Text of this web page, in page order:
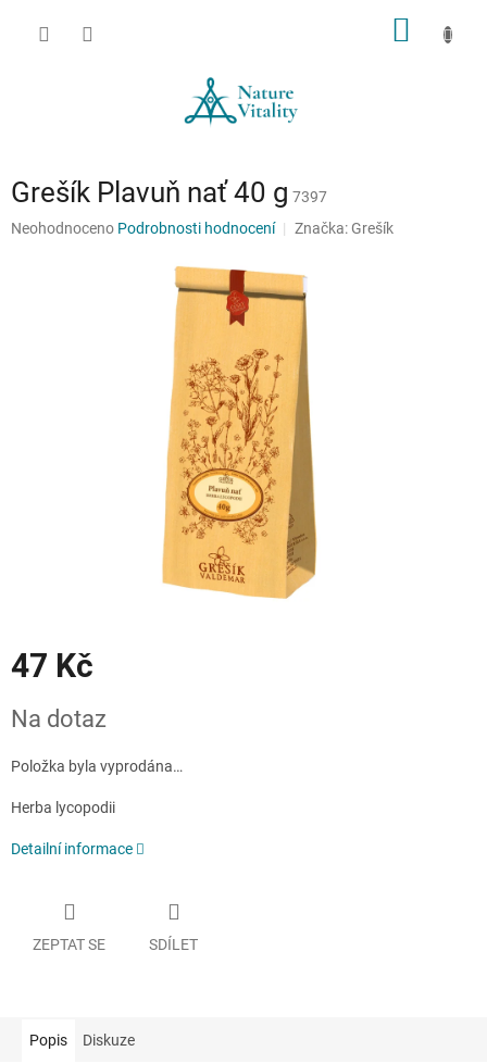
Grešík Plavuň nať 40 g 7397
Průměrné
Neohodnoceno Podrobnosti hodnocení Značka: Grešík
47 Kč
cena:
Na dotaz
Položka byla vyprodána…
Herba lycopodii
Detailní informace
ZEPTAT SE SDÍLET
Popis Diskuze